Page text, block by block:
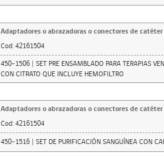
Adaptadores o abrazadoras o conectores de
Cod: 42161504
450-1506 | SET PRE ENSAMBLADO PARA TERAPIAS
CON CITRATO QUE INCLUYE HEMOFILTRO
Adaptadores o abrazadoras o conectores de
Cod: 42161504
450-1516 | SET DE PURIFICACIÓN SANGUÍNEA CON